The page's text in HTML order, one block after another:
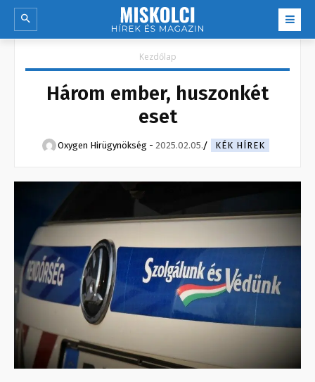
Kezdőlap
Három ember, huszonkét
eset
Oxygen Hirügynökség - 2025.02.05. KÉK HÍREK